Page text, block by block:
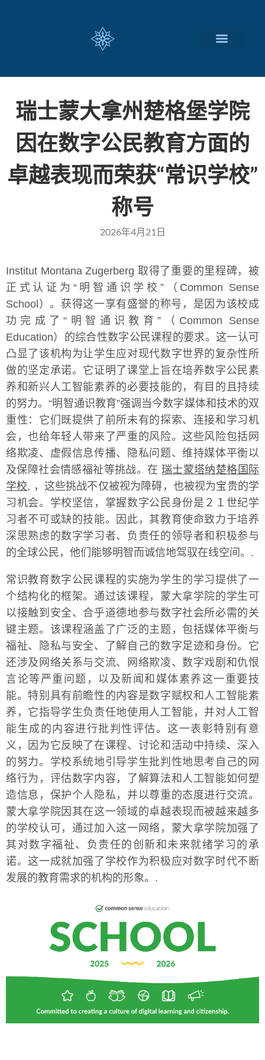
瑞士蒙大拿州楚格堡学院
因在数字公民教育方面的
卓越表现而荣获“常识学校”
称号
2026年4月21日
Institut Montana Zugerberg 取得了重要的里程碑，被
正式认证为“明智通识学校”（Common Sense
School）。获得这一享有盛誉的称号，是因为该校成
功完成了“明智通识教育”（Common Sense
Education）的综合性数字公民课程的要求。这一认可
凸显了该机构为让学生应对现代数字世界的复杂性所
做的坚定承诺。它证明了课堂上旨在培养数字公民素
养和新兴人工智能素养的必要技能的，有目的且持续
的努力。“明智通识教育”强调当今数字媒体和技术的双
重性：它们既提供了前所未有的探索、连接和学习机
会，也给年轻人带来了严重的风险。这些风险包括网
络欺凌、虚假信息传播、隐私问题、维持媒体平衡以
及保障社会情感福祉等挑战。在 瑞士蒙塔纳楚格国际
学校, ，这些挑战不仅被视为障碍，也被视为宝贵的学
习机会。学校坚信，掌握数字公民身份是２１世纪学
习者不可或缺的技能。因此，其教育使命致力于培养
深思熟虑的数字学习者、负责任的领导者和积极参与
的全球公民，他们能够明智而诚信地驾驭在线空间。.
常识教育数字公民课程的实施为学生的学习提供了一
个结构化的框架。通过该课程，蒙大拿学院的学生可
以接触到安全、合乎道德地参与数字社会所必需的关
键主题。该课程涵盖了广泛的主题，包括媒体平衡与
福祉、隐私与安全、了解自己的数字足迹和身份。它
还涉及网络关系与交流、网络欺凌、数字戏剧和仇恨
言论等严重问题，以及新闻和媒体素养这一重要技
能。特别具有前瞻性的内容是数字赋权和人工智能素
养，它指导学生负责任地使用人工智能，并对人工智
能生成的内容进行批判性评估。这一表彰特别有意
义，因为它反映了在课程、讨论和活动中持续、深入
的努力。学校系统地引导学生批判性地思考自己的网
络行为，评估数字内容，了解算法和人工智能如何塑
造信息，保护个人隐私，并以尊重的态度进行交流。
蒙大拿学院因其在这一领域的卓越表现而被越来越多
的学校认可，通过加入这一网络，蒙大拿学院加强了
其对数字福祉、负责任的创新和未来就绪学习的承
诺。这一成就加强了学校作为积极应对数字时代不断
发展的教育需求的机构的形象。.